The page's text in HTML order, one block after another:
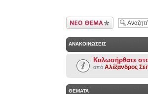
Δημιουργία νέου
θέματος
ΑΝΑΚΟΙΝΏΣΕΙΣ
Καλωσήρθατε
απόΑλέξανδρος
ΘΕΜΑΤΑ